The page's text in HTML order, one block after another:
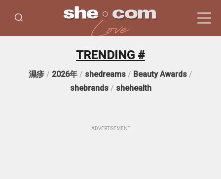
TRENDING #
濕疹 / 2026年 / shedreams / Beauty Awards /
shebrands/ shehealth
ADVERTISEMENT